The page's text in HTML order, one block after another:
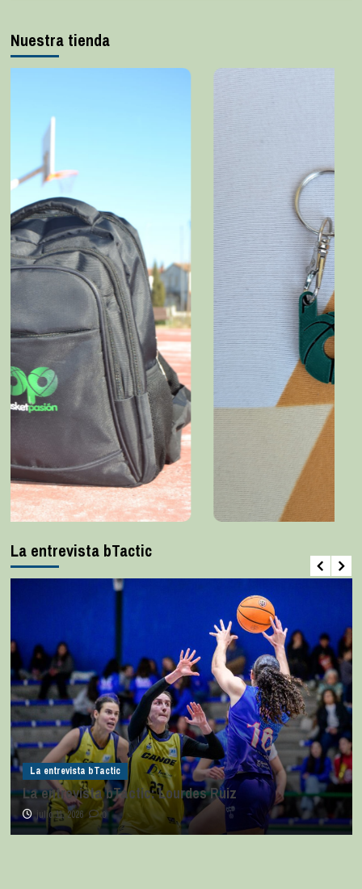
Nuestra tienda
La entrevista bTactic
La entrevista bTactic
La entrevista bTactic: Lourdes Ruiz
julio 11, 2026 0